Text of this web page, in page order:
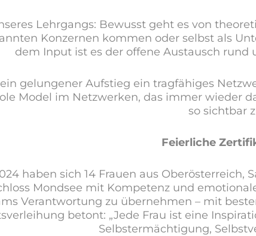
Lehrgangs: Bewusst geht es von
Konzernen kommen oder selbst als
dem Input ist es der offene Austausch
gelungener Aufstieg ein tragfähiges
Model im Netzwerken, das immer wieder
so sichtbar
Feierliche
haben sich 14 Frauen aus
Mondsee mit Kompetenz und
Verantwortung zu übernehmen – mit
betont: „Jede Frau ist eine
Selbstermächtigung,